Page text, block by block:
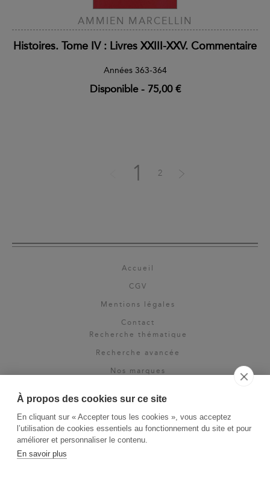
À propos des cookies sur ce site
En cliquant sur « Accepter tous les cookies », vous acceptez
l’utilisation de cookies essentiels au fonctionnement du site et pour
améliorer et personnaliser le contenu.
En savoir plus
AMMIEN MARCELLIN
Histoires. Tome IV : Livres XXIII-XXV. Commentaire
Années 363-364
Disponible- 75,00 €
1 2
Accueil
CGV
Mentions légales
Contact
Recherche thématique
Recherche avancée
Nos marques
Espace pro
Newsletter
La Vie des Classiques